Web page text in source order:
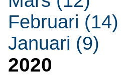
Februari (14)
Januari (9)
2020